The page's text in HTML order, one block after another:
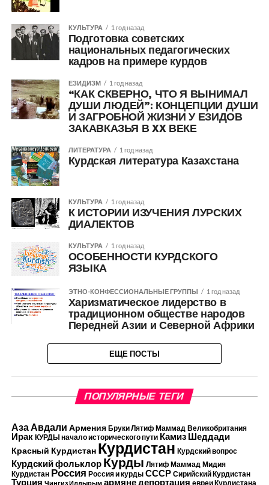
КУЛЬТУРА 1 год назад
Подготовка советских
национальных педагогических
кадров на примере курдов
ЕЗИДИЗМ 1 год назад
“КАК СКВЕРНО, ЧТО Я ВЫНИМАЛ
ДУШИ ЛЮДЕЙ”: КОНЦЕПЦИИ ДУШИ
И ЗАГРОБНОЙ ЖИЗНИ У ЕЗИДОВ
ЗАКАВКАЗЬЯ В XX ВЕКЕ
ЛИТЕРАТУРА 1 год назад
Курдская литература Казахстана
КУЛЬТУРА 1 год назад
К ИСТОРИИ ИЗУЧЕНИЯ ЛУРСКИХ
ДИАЛЕКТОВ
КУЛЬТУРА 1 год назад
ОСОБЕННОСТИ КУРДСКОГО
ЯЗЫКА
ЭТНО-КОНФЕССИОНАЛЬНЫЕ ГРУППЫ 1 год назад
Харизматическое лидерство в
традиционном обществе народов
Передней Азии и Северной Африки
ЕЩЕ ПОСТЫ
ПОПУЛЯРНЫЕ ТЕГИ
Аза Авдали Армения Бруки Лятиф Маммад Великобритания
Ирак КУРДЫ начало исторического пути Камиз Шеддади
Красный Курдистан Курдистан Курдский вопрос
Курдский фольклор Курды Лятиф Маммад Мидия
Курдистан Россия Россия и курды СССР Сирийский Курдистан
Турция Чингиз Илдырым армянедепортация евреи Курдистана